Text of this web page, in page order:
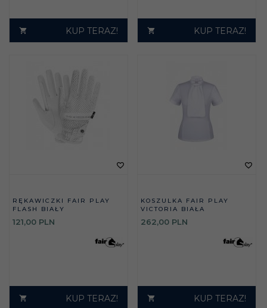
KUP TERAZ! KUP TERAZ!
RĘKAWICZKI FAIR PLAY
FLASH BIAŁY
121,00 PLN
KUP TERAZ!
KOSZULKA FAIR PLAY
VICTORIA BIAŁA
262,00 PLN
KUP TERAZ!